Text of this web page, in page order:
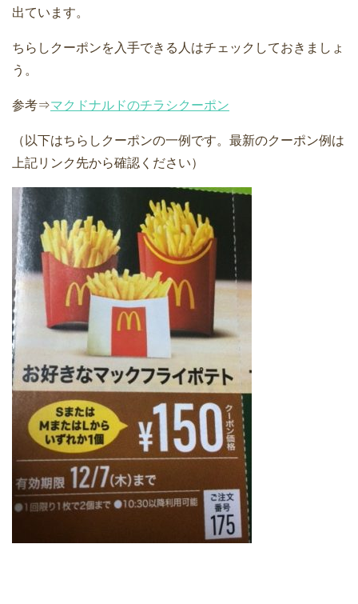
出ています。
ちらしクーポンを入手できる人はチェックしておきましょ
う。
参考⇒マクドナルドのチラシクーポン
（以下はちらしクーポンの一例です。最新のクーポン例は
上記リンク先から確認ください）